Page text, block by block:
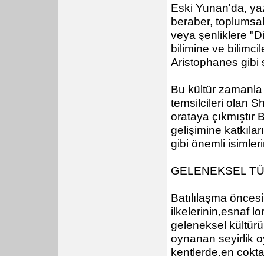
Eski Yunan'da,
beraber,
veya şenliklere
bilimine ve
Aristophanes gibi
Bu kültür zamanla
temsilcileri olan
orataya
gelişimine
gibi önemli
GELENEKSEL
Batılılaşma
ilkelerinin,esnaf
geleneksel
oynanan seyirlik
kentlerde,en